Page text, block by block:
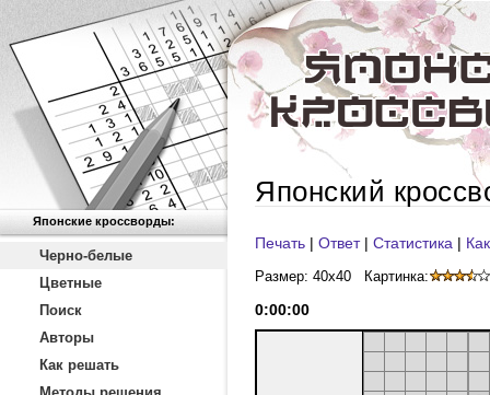
Японские кроссворды:
Черно-белые
Цветные
Поиск
Авторы
Как решать
Японский
Печать | Ответ| Статистика |
Размер: 40x40 Картинка:
0:00:00